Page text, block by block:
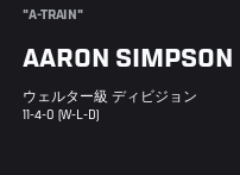
移
動
"A-TRAIN"
AARON SIMPSON
ウェルター級 ディビジョン
11-4-0 (W-L-D)